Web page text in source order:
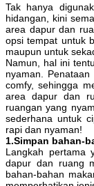
Tak hanya
hidangan, kini
area dapur dan
opsi tempat untuk
maupun untuk
Namun, hal ini
nyaman.
comfy, sehingga
area dapur dan
ruangan yang
sederhana untuk
rapi dan nyaman!
1.Simpan bahan-
Langkah pertama
dapur dan ruang
bahan-bahan